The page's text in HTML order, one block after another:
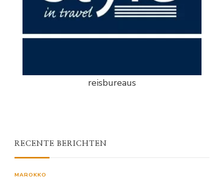
reisbureaus
RECENTE BERICHTEN
MAROKKO